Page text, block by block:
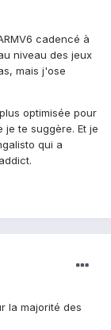
cadencé à
niveau des jeux
mais j'ose
optimisée pour
te suggère. Et je
qui a
la majorité des